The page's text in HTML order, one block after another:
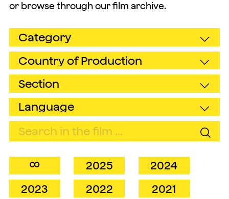
or browse through our film archive.
∞ 2025
2024
2023
2022
2021